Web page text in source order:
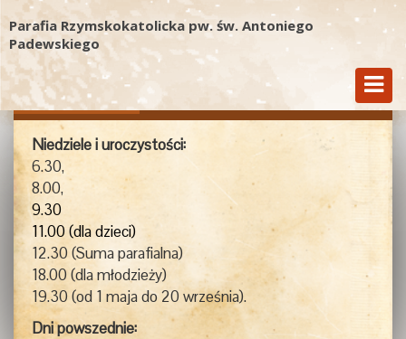
Parafia Rzymskokatolicka pw. św. Antoniego
Padewskiego
Msze Św.
Niedziele i uroczystości:
6.30,
8.00,
9.30
11.00 (dla dzieci)
12.30 (Suma parafialna)
18.00 (dla młodzieży)
19.30 (od 1 maja do 20 września).
Dni powszednie: